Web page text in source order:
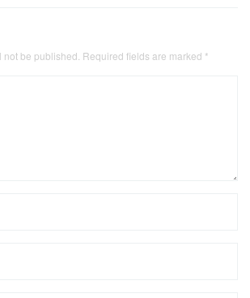
be published. Required fields are marked *